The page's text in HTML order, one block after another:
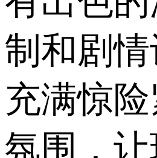
制和剧情
充满惊
氛围，